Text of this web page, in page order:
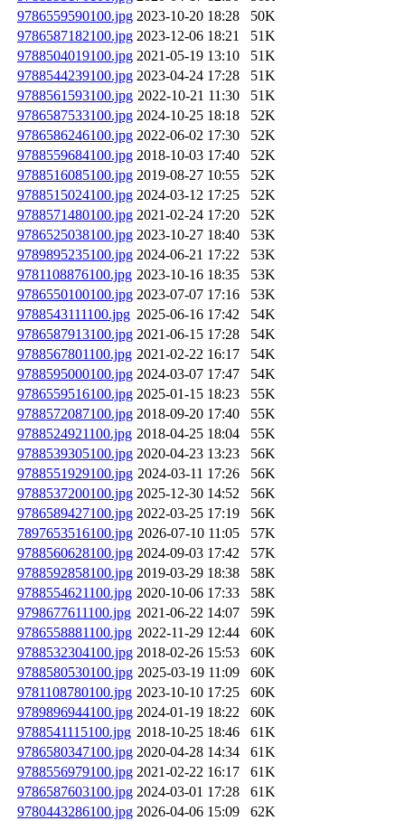
9786559590100.jpg 2023-10-20 18:28
50K
9786587182100.jpg 2023-12-06 18:21
51K
9788504019100.jpg 2021-05-19 13:10
51K
9788544239100.jpg 2023-04-24 17:28
51K
9788561593100.jpg 2022-10-21 11:30
51K
9786587533100.jpg 2024-10-25 18:18
52K
9786586246100.jpg 2022-06-02 17:30
52K
9788559684100.jpg 2018-10-03 17:40
52K
9788516085100.jpg 2019-08-27 10:55
52K
9788515024100.jpg 2024-03-12 17:25
52K
9788571480100.jpg 2021-02-24 17:20
52K
9786525038100.jpg 2023-10-27 18:40
53K
9789895235100.jpg 2024-06-21 17:22
53K
9781108876100.jpg 2023-10-16 18:35
53K
9786550100100.jpg 2023-07-07 17:16
53K
9788543111100.jpg 2025-06-16 17:42
54K
9786587913100.jpg 2021-06-15 17:28
54K
9788567801100.jpg 2021-02-22 16:17
54K
9788595000100.jpg 2024-03-07 17:47
54K
9786559516100.jpg 2025-01-15 18:23
55K
9788572087100.jpg 2018-09-20 17:40
55K
9788524921100.jpg 2018-04-25 18:04
55K
9788539305100.jpg 2020-04-23 13:23
56K
9788551929100.jpg 2024-03-11 17:26
56K
9788537200100.jpg 2025-12-30 14:52
56K
9786589427100.jpg 2022-03-25 17:19
56K
7897653516100.jpg 2026-07-10 11:05
57K
9788560628100.jpg 2024-09-03 17:42
57K
9788592858100.jpg 2019-03-29 18:38
58K
9788554621100.jpg 2020-10-06 17:33
58K
9798677611100.jpg 2021-06-22 14:07
59K
9786558881100.jpg 2022-11-29 12:44
60K
9788532304100.jpg 2018-02-26 15:53
60K
9788580530100.jpg 2025-03-19 11:09
60K
9781108780100.jpg 2023-10-10 17:25
60K
9789896944100.jpg 2024-01-19 18:22
60K
9788541115100.jpg 2018-10-25 18:46
61K
9786580347100.jpg 2020-04-28 14:34
61K
9788556979100.jpg 2021-02-22 16:17
61K
9786587603100.jpg 2024-03-01 17:28
61K
9780443286100.jpg 2026-04-06 15:09
62K